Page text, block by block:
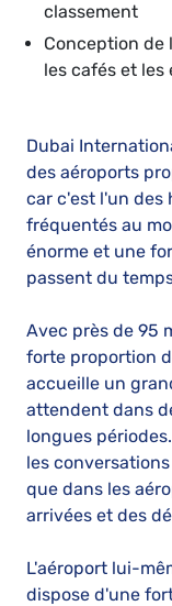
classement
Conception de
les cafés et
Dubai
des aéroports
car c'est l'un des
fréquentés au
énorme et une
passent du
Avec près de 95
forte proportion
accueille un
attendent dans
longues
les
que dans les
arrivées et des
L'aéroport lui-
dispose d'une